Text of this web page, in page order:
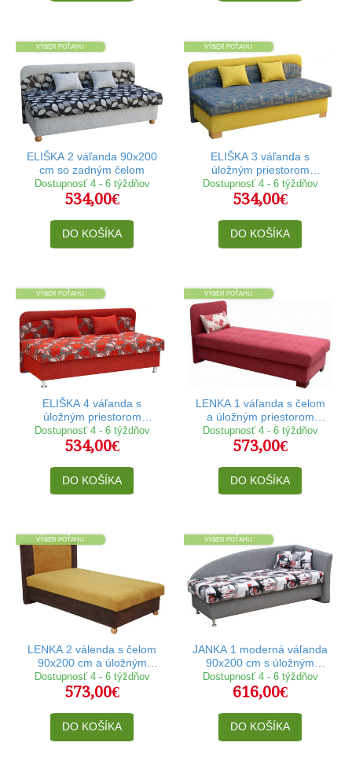
VÝBER POŤAHU
ELIŠKA 2 váľanda 90x200
cm so zadným čelom
Dostupnosť 4 - 6 týždňov
534,00€
DO KOŠÍKA
VÝBER POŤAHU
ELIŠKA 3 váľanda s
úložným priestorom
90x200 cm na drevených
nožičkách
Dostupnosť 4 - 6 týždňov
534,00€
DO KOŠÍKA
VÝBER POŤAHU
ELIŠKA 4 váľanda s
úložným priestorom
90x200 cm na kovových
nožičkách
Dostupnosť 4 - 6 týždňov
534,00€
DO KOŠÍKA
VÝBER POŤAHU
LENKA 1 váľanda s čelom
a úložným priestorom
90x200 cm
Dostupnosť 4 - 6 týždňov
573,00€
DO KOŠÍKA
VÝBER POŤAHU
LENKA 2 válenda s čelom
90x200 cm a úložným
priestorom
Dostupnosť 4 - 6 týždňov
573,00€
DO KOŠÍKA
VÝBER POŤAHU
JANKA 1 moderná váľanda
90x200 cm s úložným
priestorom
Dostupnosť 4 - 6 týždňov
616,00€
DO KOŠÍKA